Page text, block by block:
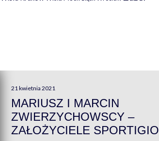
21 kwietnia 2021
MARIUSZ I MARCIN
ZWIERZYCHOWSCY –
ZAŁOŻYCIELE SPORTIGIO